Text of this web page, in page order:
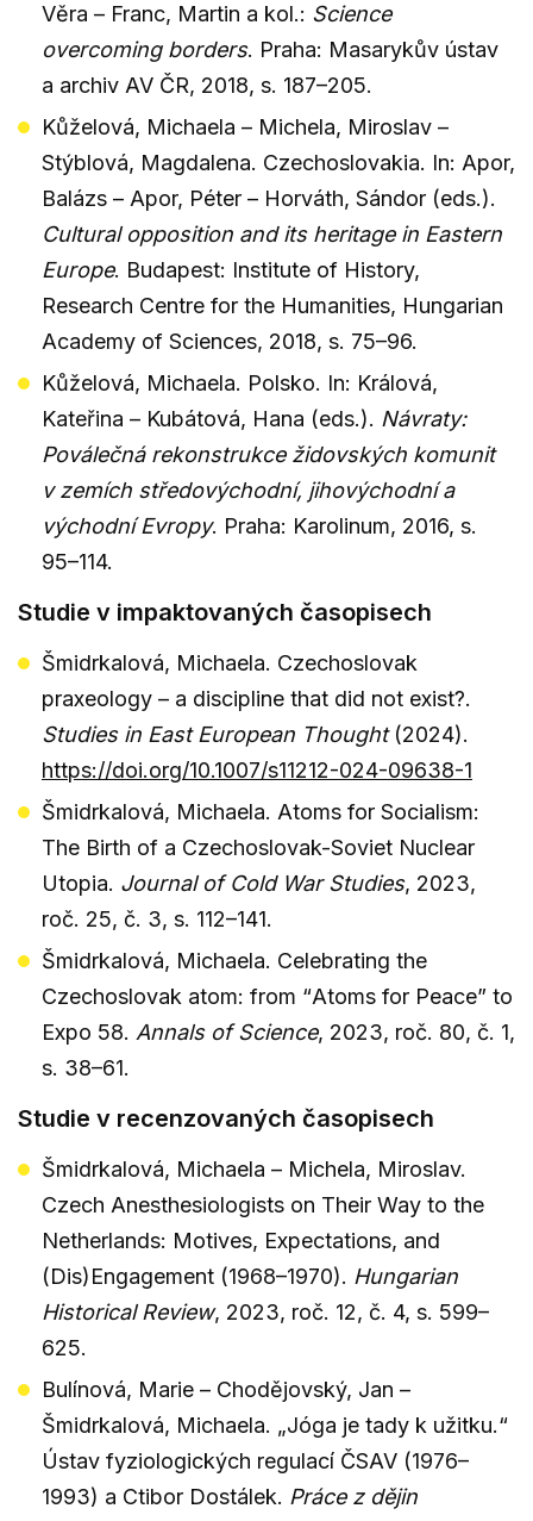
Věra – Franc, Martin a kol.: Science
overcoming borders. Praha: Masarykův ústav
a archiv AV ČR, 2018, s. 187–205.
Kůželová, Michaela – Michela, Miroslav –
Stýblová, Magdalena. Czechoslovakia. In: Apor,
Balázs – Apor, Péter – Horváth, Sándor (eds.).
Cultural opposition and its heritage in Eastern
Europe. Budapest: Institute of History,
Research Centre for the Humanities, Hungarian
Academy of Sciences, 2018, s. 75–96.
Kůželová, Michaela. Polsko. In: Králová,
Kateřina – Kubátová, Hana (eds.). Návraty:
Poválečná rekonstrukce židovských komunit
v zemích středovýchodní, jihovýchodní a
východní Evropy. Praha: Karolinum, 2016, s.
95–114.
Studie v impaktovaných časopisech
Šmidrkalová, Michaela. Czechoslovak
praxeology – a discipline that did not exist?.
Studies in East European Thought (2024).
https://doi.org/10.1007/s11212-024-09638-1
Šmidrkalová, Michaela. Atoms for Socialism:
The Birth of a Czechoslovak-Soviet Nuclear
Utopia. Journal of Cold War Studies, 2023,
roč. 25, č. 3, s. 112–141.
Šmidrkalová, Michaela. Celebrating the
Czechoslovak atom: from “Atoms for Peace” to
Expo 58. Annals of Science, 2023, roč. 80, č. 1,
s. 38–61.
Studie v recenzovaných časopisech
Šmidrkalová, Michaela – Michela, Miroslav.
Czech Anesthesiologists on Their Way to the
Netherlands: Motives, Expectations, and
(Dis)Engagement (1968–1970). Hungarian
Historical Review, 2023, roč. 12, č. 4, s. 599–
625.
Bulínová, Marie – Chodějovský, Jan –
Šmidrkalová, Michaela. „Jóga je tady k užitku.“
Ústav fyziologických regulací ČSAV (1976–
1993) a Ctibor Dostálek. Práce z dějin